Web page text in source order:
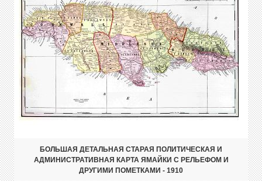
БОЛЬШАЯ ДЕТАЛЬНАЯ СТАРАЯ ПОЛИТИЧЕСКАЯ И
АДМИНИСТРАТИВНАЯ КАРТА ЯМАЙКИ С РЕЛЬЕФОМ И
ДРУГИМИ ПОМЕТКАМИ - 1910